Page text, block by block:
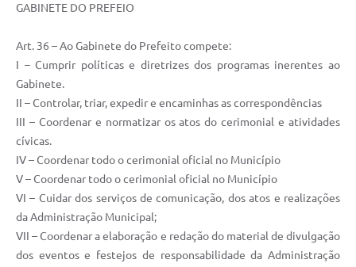
Carta de Serviços
Legislação
Editais
Legislação para Concurso
Sic
Transparência dos recursos municipais empregado no
Lei Aldir Blanc
PNAB - CICLO 2
GABINETE DO PREFEIO
Art. 36 – Ao Gabinete do Prefeito compete:
I – Cumprir políticas e diretrizes dos programas inerentes ao
Gabinete.
II – Controlar, triar, expedir e encaminhas as correspondências
III – Coordenar e normatizar os atos do cerimonial e atividades
cívicas.
IV – Coordenar todo o cerimonial oficial no Município
V – Coordenar todo o cerimonial oficial no Município
VI – Cuidar dos serviços de comunicação, dos atos e realizações
da Administração Municipal;
VII – Coordenar a elaboração e redação do material de divulgação
dos eventos e festejos de responsabilidade da Administração